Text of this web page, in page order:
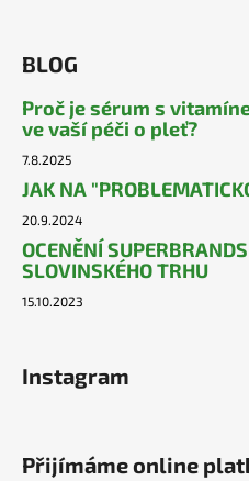
BLOG
Proč je sérum s
ve vaší péči o pleť?
7.8.2025
JAK NA
20.9.2024
OCENĚNÍ
SLOVINSKÉHO TRHU
15.10.2023
Instagram
Přijímáme online